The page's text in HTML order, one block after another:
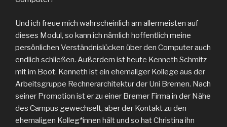
Und ich freue mich wahrscheinlich am allermeisten auf
dieses Modul, so kann ich nämlich hoffentlich meine
persönlichen Verständnislücken über den Computer auch
endlich schließen. Außerdem ist heute Kenneth Schmitz
mit im Boot. Kenneth ist ein ehemaliger Kollege aus der
Arbeitsgruppe Rechnerarchitektur der Uni Bremen. Nach
seiner Promotion ist er zu einer Bremer Firma in der Nähe
des Campus gewechselt, aber der Kontakt zu den
ehemaligen Kolleg*innen hält und so hat Christina ihn